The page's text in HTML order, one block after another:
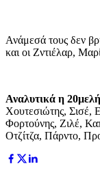
Ανάμεσά τους δεν
και οι Ζντιέλαρ,
Αναλυτικά η
Χουτεσιώτης, Σισέ,
Φορτούνης, Ζιλέ,
Οτζίτζα, Πάρντο,